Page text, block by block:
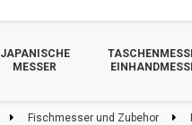
JAPANISCHE
MESSER
Fischmesser und Zubehor